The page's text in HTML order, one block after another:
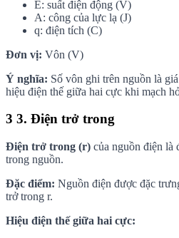
E: suất điện động (V)
A: công của lực lạ (J)
q: điện tích (C)
Đơn vị: Vôn (V)
Ý nghĩa: Số vôn ghi trên nguồn là
hiệu điện thế giữa hai cực khi mạch
3 3. Điện trở trong
Điện trở trong (r) của nguồn điện là
trong nguồn.
Đặc điểm: Nguồn điện được đặc
trở trong r.
Hiệu điện thế giữa hai cực: